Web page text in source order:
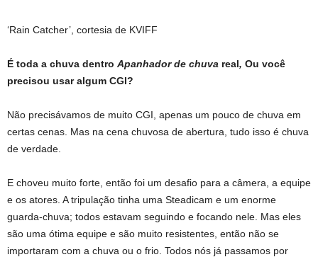
‘Rain Catcher’, cortesia de KVIFF
É toda a chuva dentro Apanhador de chuva real, Ou você
precisou usar algum CGI?
Não precisávamos de muito CGI, apenas um pouco de chuva em
certas cenas. Mas na cena chuvosa de abertura, tudo isso é chuva
de verdade.
E choveu muito forte, então foi um desafio para a câmera, a equipe
e os atores. A tripulação tinha uma Steadicam e um enorme
guarda-chuva; todos estavam seguindo e focando nele. Mas eles
são uma ótima equipe e são muito resistentes, então não se
importaram com a chuva ou o frio. Todos nós já passamos por